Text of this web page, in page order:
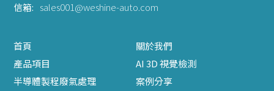
信箱: sales001@weshine-auto.com
首頁
關於我們
產品項目
AI 3D 視覺檢測
半導體製程廢氣處理
案例分享